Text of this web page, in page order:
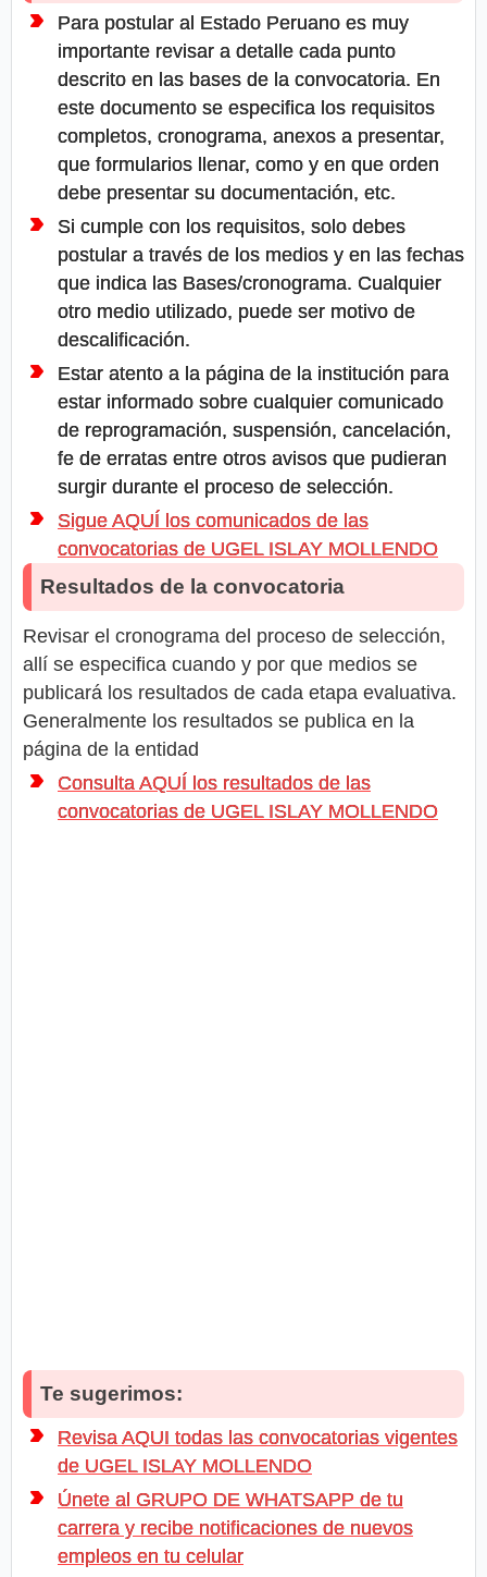
Para postular al Estado Peruano es muy
importante revisar a detalle cada punto
descrito en las bases de la convocatoria. En
este documento se especifica los requisitos
completos, cronograma, anexos a presentar,
que formularios llenar, como y en que orden
debe presentar su documentación, etc.
Si cumple con los requisitos, solo debes
postular a través de los medios y en las fechas
que indica las Bases/cronograma. Cualquier
otro medio utilizado, puede ser motivo de
descalificación.
Estar atento a la página de la institución para
estar informado sobre cualquier comunicado
de reprogramación, suspensión, cancelación,
fe de erratas entre otros avisos que pudieran
surgir durante el proceso de selección.
Sigue AQUÍ los comunicados de las
convocatorias de UGEL ISLAY MOLLENDO
Resultados de la convocatoria
Revisar el cronograma del proceso de selección,
allí se especifica cuando y por que medios se
publicará los resultados de cada etapa evaluativa.
Generalmente los resultados se publica en la
página de la entidad
Consulta AQUÍ los resultados de las
convocatorias de UGEL ISLAY MOLLENDO
Te sugerimos:
Revisa AQUI todas las convocatorias vigentes
de UGEL ISLAY MOLLENDO
Únete al GRUPO DE WHATSAPP de tu
carrera y recibe notificaciones de nuevos
empleos en tu celular